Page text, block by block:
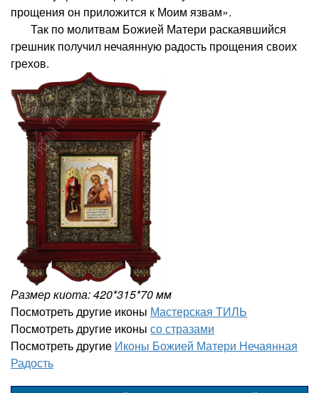
прощения он приложится к Моим язвам».
Так по молитвам Божией Матери раскаявшийся
грешник получил нечаянную радость прощения своих
грехов.
Размер киота: 420*315*70 мм
Посмотреть другие иконы Мастерская ТИЛЬ
Посмотреть другие иконы со стразами
Посмотреть другие Иконы Божией Матери Нечаянная
Радость